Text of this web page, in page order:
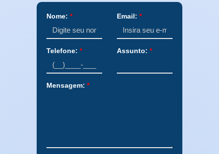
Nome: * Email: *
Telefone: * Assunto: *
Mensagem: *